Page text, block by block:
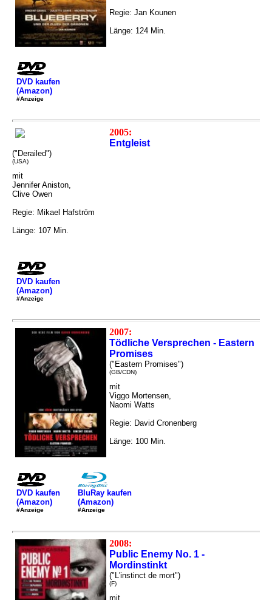
Regie: Jan Kounen
Länge: 124 Min.
DVD kaufen
(Amazon)
#Anzeige
2005:
Entgleist
("Derailed")
(USA)
mit
Jennifer Aniston,
Clive Owen
Regie: Mikael Hafström
Länge: 107 Min.
DVD kaufen
(Amazon)
#Anzeige
2007:
Tödliche Versprechen - Eastern
Promises
("Eastern Promises")
(GB/CDN)
mit
Viggo Mortensen,
Naomi Watts
Regie: David Cronenberg
Länge: 100 Min.
DVD kaufen
(Amazon)
#Anzeige
BluRay kaufen
(Amazon)
#Anzeige
2008:
Public Enemy No. 1 -
Mordinstinkt
("L'instinct de mort")
(F)
mit